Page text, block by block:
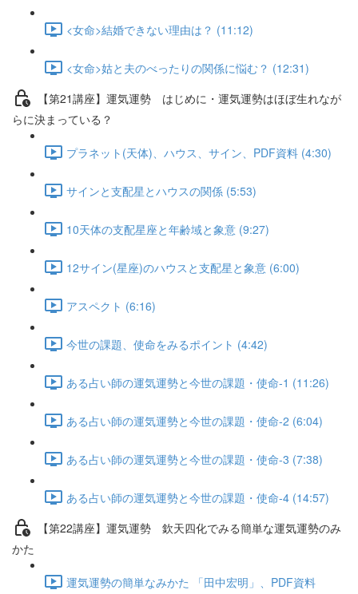
<女命>結婚できない理由は？ (11:12)
<女命>姑と夫のべったりの関係に悩む？ (12:31)
【第21講座】運気運勢 はじめに・運気運勢はほぼ生れなが
らに決まっている？
プラネット(天体)、ハウス、サイン、PDF資料 (4:30)
サインと支配星とハウスの関係 (5:53)
10天体の支配星座と年齢域と象意 (9:27)
12サイン(星座)のハウスと支配星と象意 (6:00)
アスペクト (6:16)
今世の課題、使命をみるポイント (4:42)
ある占い師の運気運勢と今世の課題・使命-1 (11:26)
ある占い師の運気運勢と今世の課題・使命-2 (6:04)
ある占い師の運気運勢と今世の課題・使命-3 (7:38)
ある占い師の運気運勢と今世の課題・使命-4 (14:57)
【第22講座】運気運勢 欽天四化でみる簡単な運気運勢のみ
かた
運気運勢の簡単なみかた 「田中宏明」、PDF資料